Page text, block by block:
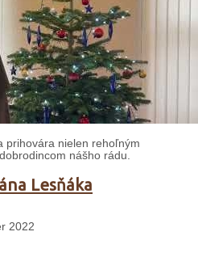
prihovára nielen rehoľným
nášho rádu.
Lesňáka
2022